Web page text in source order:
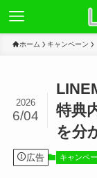
ホーム キャンペーン
特典
を分
2026
6/04
広告 キャンペ